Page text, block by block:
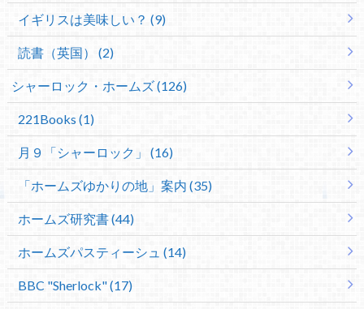
イギリスは美味しい？ (9)
読書（英国） (2)
シャーロック・ホームズ (126)
221Books (1)
月９「シャーロック」 (16)
「ホームズゆかりの地」案内 (35)
ホームズ研究書 (44)
ホームズパスティーシュ (14)
BBC "Sherlock" (17)